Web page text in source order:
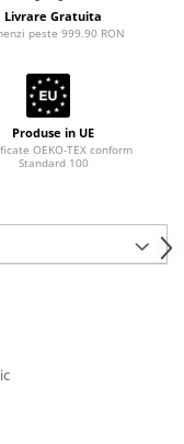
Livrare Gratuita
peste 999.90 RON
Produse in UE
OEKO-TEX conform
Standard 100